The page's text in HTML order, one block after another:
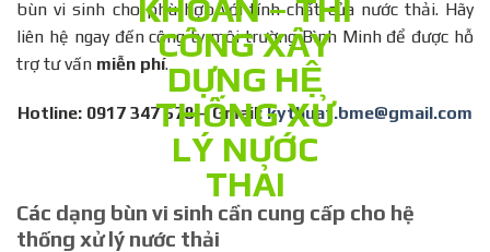
bùn vi sinh cho phù hợp với tính chất của nước thải. Hãy
liên hệ ngay đến công ty môi trường Bình Minh để được hỗ
trợ tư vấn miễn phí.
Hotline: 0917 347 578 – Gmail:kythuat.bme@gmail.com
Các dạng bùn vi sinh cần cung cấp cho hệ
thống xử lý nước thải